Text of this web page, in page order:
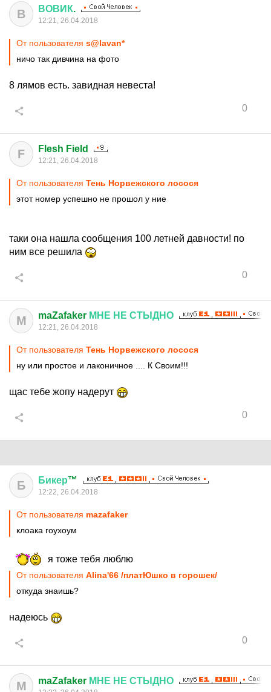
В ВОВИК.
12:21, 26.04.2018
От пользователя s@lavan*
ничо так дивчина на фото
8 лямов есть. завидная невеста!
0
F Flesh Field
12:21, 26.04.2018
От пользователя Тень Норвежского лосося
этот номер успешно не прошол у ние
таки она нашла сообщения 100 летней давности! по
ним все решила
0
M maZafaker МНЕ НЕ СТЫДНО
12:21, 26.04.2018
От пользователя Тень Норвежского лосося
ну или простое и лаконичное .... К Своим!!!
щас тебе жопу надерут
0
Б Бикер™
12:22, 26.04.2018
От пользователя mazafaker
клоака гоухоум
я тоже тебя люблю
От пользователя Alina'66 /платЮшко в горошек/
откуда знаишь?
надеюсь
0
M maZafaker МНЕ НЕ СТЫДНО